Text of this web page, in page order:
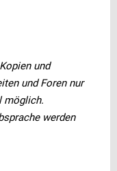
und
und Foren nur
möglich.
werden